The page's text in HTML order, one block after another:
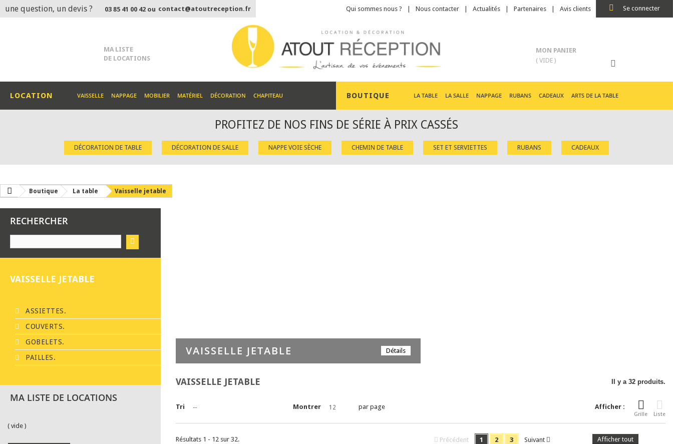
Se connecter
Qui sommes nous ? Nous contacter Actualités Partenaires Avis clients
une question, un devis ? 03 85 41 00 42 ou contact@atoutreception.fr
MA LISTE
DE LOCATIONS
MON PANIER
( VIDE )
LOCATION VAISSELLE NAPPAGE MOBILIER MATÉRIEL DÉCORATION CHAPITEAU BOUTIQUE LA TABLE LA SALLE NAPPAGE RUBANS CADEAUX ARTS DE LA TABLE
PROFITEZ DE NOS FINS DE SÉRIE À PRIX CASSÉS
DÉCORATION DE TABLE DÉCORATION DE SALLE NAPPE VOIE SÈCHE CHEMIN DE TABLE SET ET SERVIETTES RUBANS CADEAUX
Boutique La table Vaisselle jetable
RECHERCHER
VAISSELLE JETABLE
ASSIETTES.
COUVERTS.
GOBELETS.
PAILLES.
MA LISTE DE LOCATIONS
( vide )
VAISSELLE JETABLE Détails
VAISSELLE JETABLE Il y a 32 produits.
Afficher :
Grille Liste
Tri -- Montrer 12 par page
Afficher tout
Précédent 1 2 3 Suivant
Résultats 1 - 12 sur 32.